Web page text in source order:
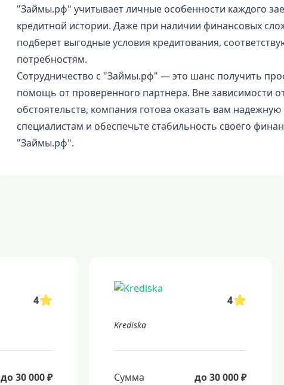
"Займы.рф" учитывает личные особенности каждого
кредитной истории. Даже при наличии финансовых
подберет выгодные условия кредитования,
потребностям.
Сотрудничество с "Займы.рф" — это шанс получить
помощь от проверенного партнера. Вне зависимости
обстоятельств, компания готова оказать вам
специалистам и обеспечьте стабильность своего
"Займы.рф".
4
до 30 000 ₽
4
Krediska
Сумма до 30 000 ₽